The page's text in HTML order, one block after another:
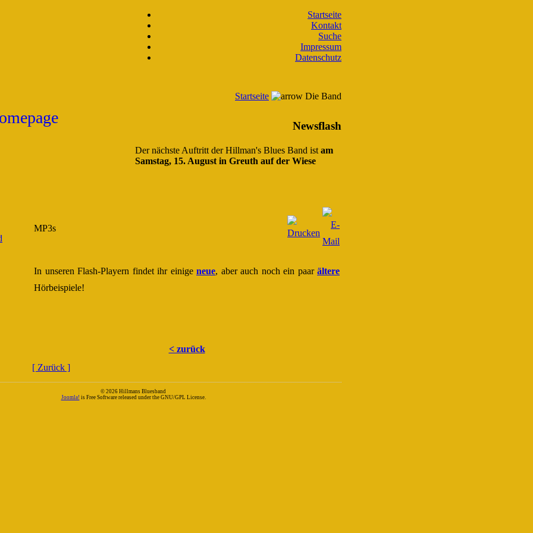
Startseite
Kontakt
Suche
Impressum
Datenschutz
Startseite Die Band
Newsflash
Der nächste Auftritt der Hillman's Blues Band istam
Samstag, 15. August in Greuth auf der Wiese
MP3s
In unseren Flash-Playern findet ihr einige neue, aber auch noch ein paar ältere
Hörbeispiele!
< zurück
[ Zurück ]
© 2026 Hillmans Bluesband
Joomla! is Free Software released under the GNU/GPL License.